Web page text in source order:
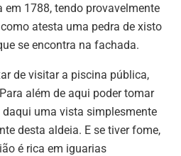
1788, tendo provavelmente
atesta uma pedra de xisto
se encontra na fachada.
de visitar a piscina pública,
além de aqui poder tomar
daqui uma vista simplesmente
desta aldeia. E se tiver fome,
é rica em iguarias